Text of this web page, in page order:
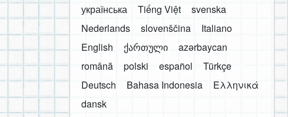
українська
Tiếng Việt
svenska
Nederlands
slovenščina
Italiano
English
ქართული
azərbaycan
română
polski español
Türkçe
Deutsch
Bahasa Indonesia
Ελληνικά
dansk